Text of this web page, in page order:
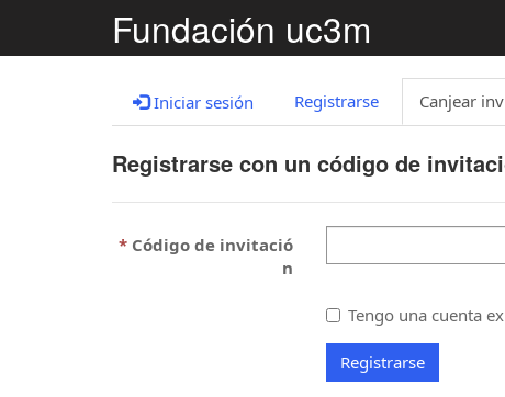
Fundación uc3m
Iniciar sesión Registrarse Canjear
Registrarse con un código de
Código de invitació
n
Tengo una cuenta
Registrarse